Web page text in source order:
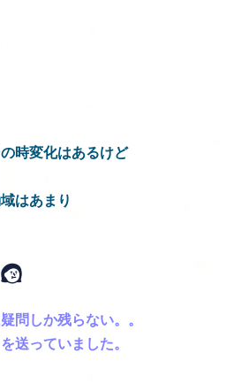
時変化はあるけど
はあまり
問しか残らない。。
送っていました。